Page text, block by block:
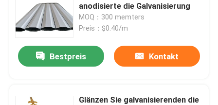
anodisierte die Galvanisierung
MOQ：300 memters
Preis：$0.40/m
Bestpreis Kontakt
Glänzen Sie galvanisierenden die